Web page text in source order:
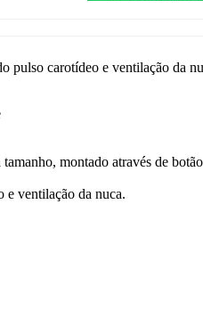
pulso carotídeo e ventilação da
montado através de
e ventilação da nuca.